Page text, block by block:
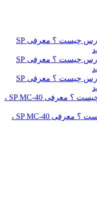
مینی لودر سنوپارس چیست ؟ معرفی SP
مینی لودر سنوپارس چیست ؟ معرفی SP
مینی لودر سنوپارس چیست ؟ معرفی SP
مینی لودر سنوپارس چیست ؟ معرفی SP MC-40 ،
مینی لودر سنوپارس چیست ؟ معرفی SP MC-40 ،